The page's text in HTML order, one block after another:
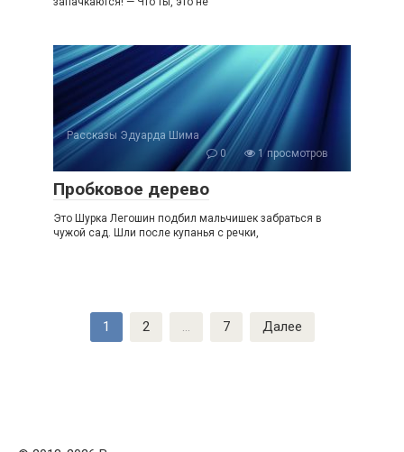
Рассказы Эдуарда Шима
0
1 просмотров
Пробковое дерево
Это Шурка Легошин подбил мальчишек забраться в
чужой сад. Шли после купанья с речки,
1 2 … 7 Далее